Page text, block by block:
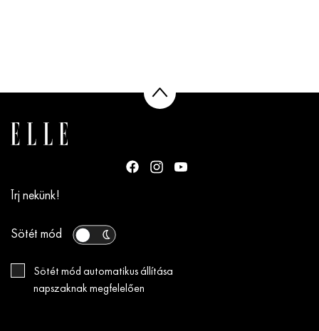
Írj nekünk!
Sötét mód
Sötét mód automatikus állítása
napszaknak megfelelően